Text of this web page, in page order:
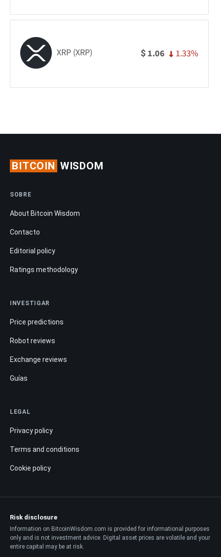
XRP (XRP) $ 1.06 1.33%
BITCOIN WISDOM
SOBRE
About Bitcoin Wisdom
Contacto
Editorial policy
Ratings methodology
INVESTIGAR
Price predictions
Robot reviews
Exchange reviews
Guías
LEGAL
Privacy policy
Terms and conditions
Cookie policy
Risk disclosure
Information on BitcoinWisdom.com is provided for informational purposes
only and is not investment advice. Digital asset prices are volatile and your
entire capital may be at risk.